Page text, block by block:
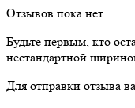
Отзывов пока нет.
Будьте первым, кто
нестандартной
Для отправки отзыва